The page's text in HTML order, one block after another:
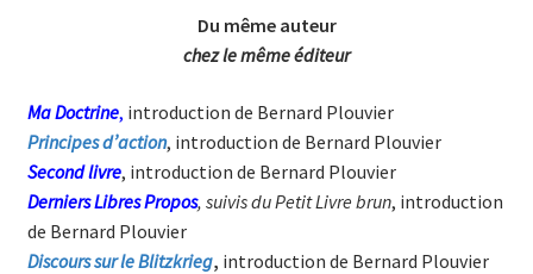
Du même auteur
chez le même éditeur
Ma Doctrine, introduction de Bernard Plouvier
Principes d’action, introduction de Bernard Plouvier
Second livre, introduction de Bernard Plouvier
Derniers Libres Propos, suivis du Petit Livre brun, introduction
de Bernard Plouvier
Discours sur le Blitzkrieg, introduction de Bernard Plouvier